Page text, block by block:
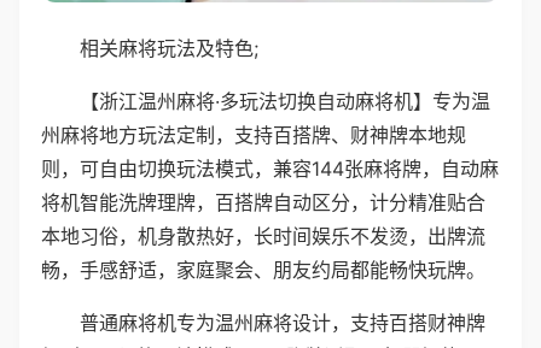
相关麻将玩法及特色;
【浙江温州麻将·多玩法切换自动麻将机】专为温
州麻将地方玩法定制，支持百搭牌、财神牌本地规
则，可自由切换玩法模式，兼容144张麻将牌，自动麻
将机智能洗牌理牌，百搭牌自动区分，计分精准贴合
本地习俗，机身散热好，长时间娱乐不发烫，出牌流
畅，手感舒适，家庭聚会、朋友约局都能畅快玩牌。
普通麻将机专为温州麻将设计，支持百搭财神牌